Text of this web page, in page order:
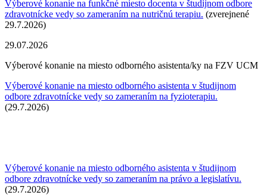
Výberové konanie na funkčné miesto docenta v študijnom odbore
zdravotnícke vedy so zameraním na nutričnú terapiu. (zverejnené
29.7.2026)
29.07.2026
Výberové konanie na miesto odborného asistenta/ky na FZV UCM
Výberové konanie na miesto odborného asistenta v študijnom
odbore zdravotnícke vedy so zameraním na fyzioterapiu.
(29.7.2026)
Výberové konanie na miesto odborného asistenta v študijnom
odbore zdravotnícke vedy so zameraním na právo a legislatívu.
(29.7.2026)